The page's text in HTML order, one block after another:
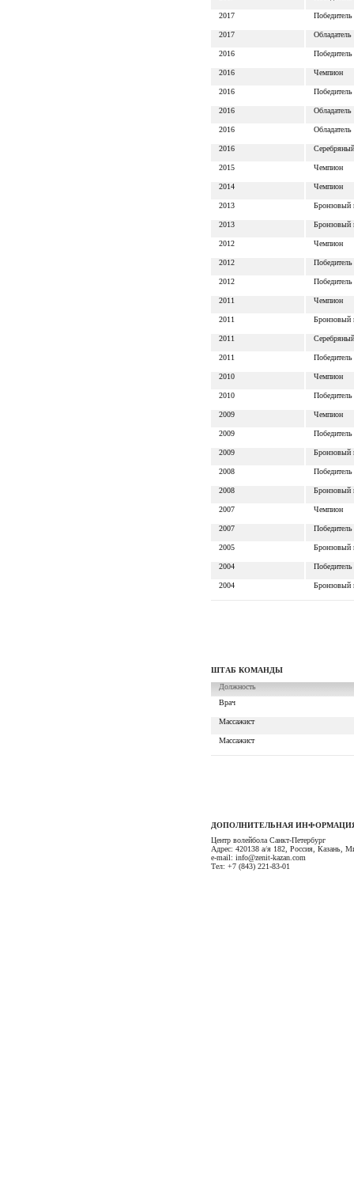
2017 Победитель
2017 Обладатель
2016 Победитель
2016 Чемпион
2016 Победитель
2016 Обладатель
2016 Обладатель
2016
2015 Чемпион
2014 Чемпион
2013 Бронзовый
2013 Бронзовый
2012 Чемпион
2012 Победитель
2012 Победитель
2011 Чемпион
2011 Бронзовый
2011
2011 Победитель
2010 Чемпион
2010 Победитель
2009 Чемпион
2009 Победитель
2009 Бронзовый
2008 Победитель
2008 Бронзовый
2007 Чемпион
2007 Победитель
2005 Бронзовый
2004 Победитель
2004 Бронзовый
ШТАБ КОМАНДЫ
Должность
Врач
Массажист
Массажист
ДОПОЛНИТЕЛЬНАЯ
Центр волейбола Санкт-Петербург
Адрес: 420138 а/я 182, Россия, Казань,
e-mail: info@zenit-kazan.com
Тел: +7 (843) 221-83-01